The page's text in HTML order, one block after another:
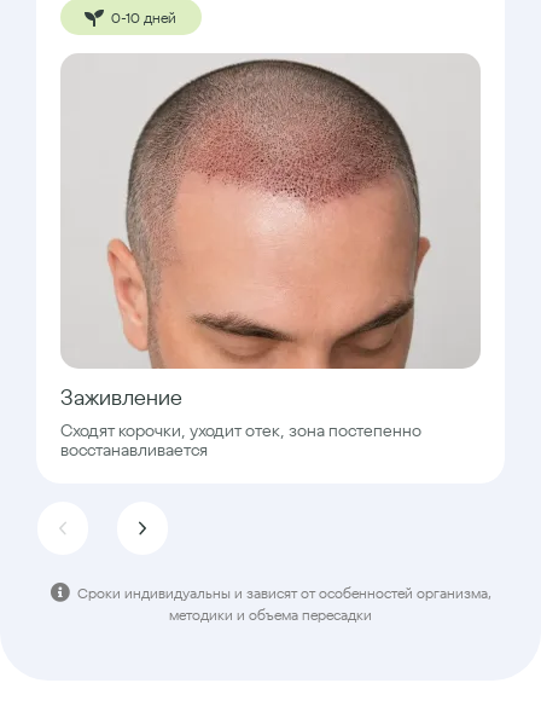
0-10 дней
Заживление
Сходят корочки, уходит отек, зона постепенно
восстанавливается
Сроки индивидуальны и зависят от особенностей организма,
методики и объема пересадки